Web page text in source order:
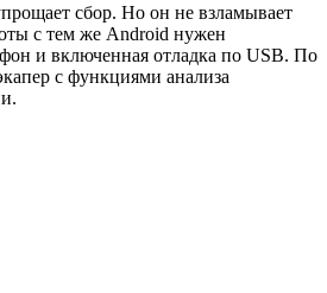
сбор. Но он не взламывает
с тем же Android нужен
и включенная отладка по USB. По
с функциями анализа